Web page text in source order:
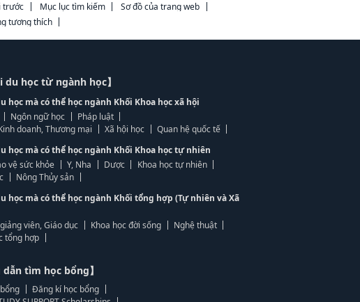
trước Mục lục tìm kiếm
Sơ đồ của trang web
tương thích
du học từ ngành học】
học mà có thể học ngành Khối Khoa học xã hội
Ngôn ngữ học
Pháp luật
doanh, Thương mại
Xã hội học
Quan hệ quốc tế
học mà có thể học ngành Khối Khoa học tự nhiên
vệ sức khỏe
Y, Nha Dược
Khoa học tự nhiên
Nông Thủy sản
học mà có thể học ngành Khối tổng hợp (Tự nhiên và Xã
viên, Giáo dục
Khoa học đời sống
Nghệ thuật
tổng hợp
dẫn tìm học bổng】
Đăng kí học bổng